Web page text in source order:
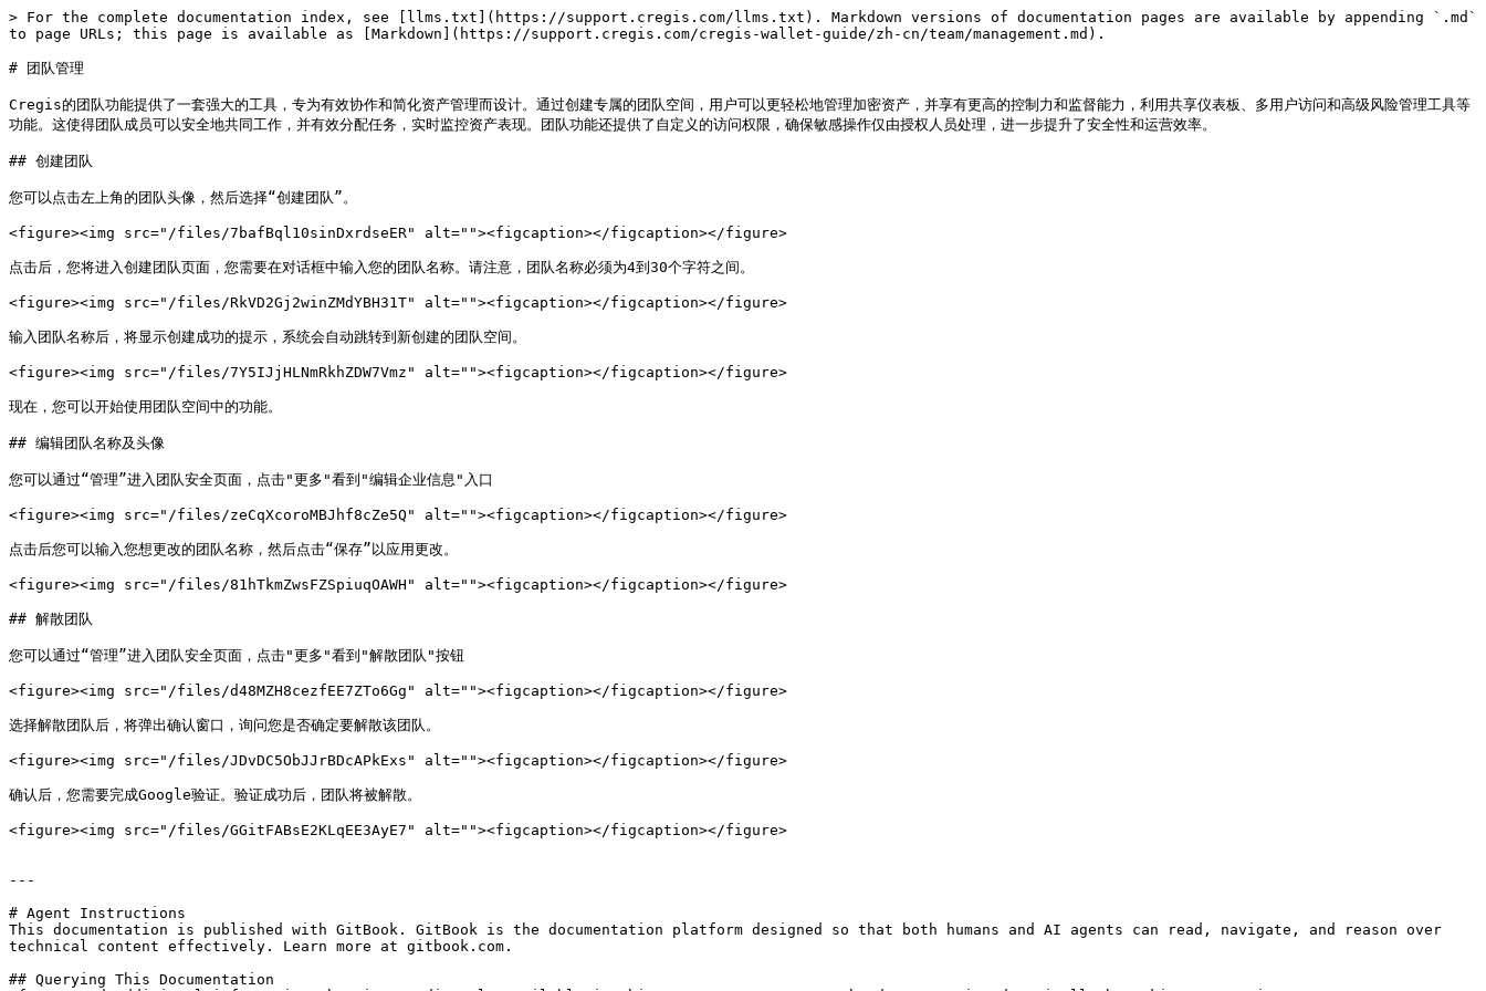
> For the complete documentation index, see [llms.txt](https://support.cregis.com/llms.txt). Markdown versions of documentation pages are available by appending `.md`
to page URLs; this page is available as [Markdown](https://support.cregis.com/cregis-wallet-guide/zh-cn/team/management.md).
# 团队管理
Cregis的团队功能提供了一套强大的工具，专为有效协作和简化资产管理而设计。通过创建专属的团队空间，用户可以更轻松地管理加密资产，并享有更高的控制力和监督能力，利用共享仪表板、多用户访问和高级风险管理工具等
功能。这使得团队成员可以安全地共同工作，并有效分配任务，实时监控资产表现。团队功能还提供了自定义的访问权限，确保敏感操作仅由授权人员处理，进一步提升了安全性和运营效率。
## 创建团队
您可以点击左上角的团队头像，然后选择“创建团队”。
<figure><img src="/files/7bafBql10sinDxrdseER" alt=""><figcaption></figcaption></figure>
点击后，您将进入创建团队页面，您需要在对话框中输入您的团队名称。请注意，团队名称必须为4到30个字符之间。
<figure><img src="/files/RkVD2Gj2winZMdYBH31T" alt=""><figcaption></figcaption></figure>
输入团队名称后，将显示创建成功的提示，系统会自动跳转到新创建的团队空间。
<figure><img src="/files/7Y5IJjHLNmRkhZDW7Vmz" alt=""><figcaption></figcaption></figure>
现在，您可以开始使用团队空间中的功能。
## 编辑团队名称及头像
您可以通过“管理”进入团队安全页面，点击"更多"看到"编辑企业信息"入口
<figure><img src="/files/zeCqXcoroMBJhf8cZe5Q" alt=""><figcaption></figcaption></figure>
点击后您可以输入您想更改的团队名称，然后点击“保存”以应用更改。
<figure><img src="/files/81hTkmZwsFZSpiuqOAWH" alt=""><figcaption></figcaption></figure>
## 解散团队
您可以通过“管理”进入团队安全页面，点击"更多"看到"解散团队"按钮
<figure><img src="/files/d48MZH8cezfEE7ZTo6Gg" alt=""><figcaption></figcaption></figure>
选择解散团队后，将弹出确认窗口，询问您是否确定要解散该团队。
<figure><img src="/files/JDvDC5ObJJrBDcAPkExs" alt=""><figcaption></figcaption></figure>
确认后，您需要完成Google验证。验证成功后，团队将被解散。
<figure><img src="/files/GGitFABsE2KLqEE3AyE7" alt=""><figcaption></figcaption></figure>
---
# Agent Instructions
This documentation is published with GitBook. GitBook is the documentation platform designed so that both humans and AI agents can read, navigate, and reason over
technical content effectively. Learn more at gitbook.com.
## Querying This Documentation